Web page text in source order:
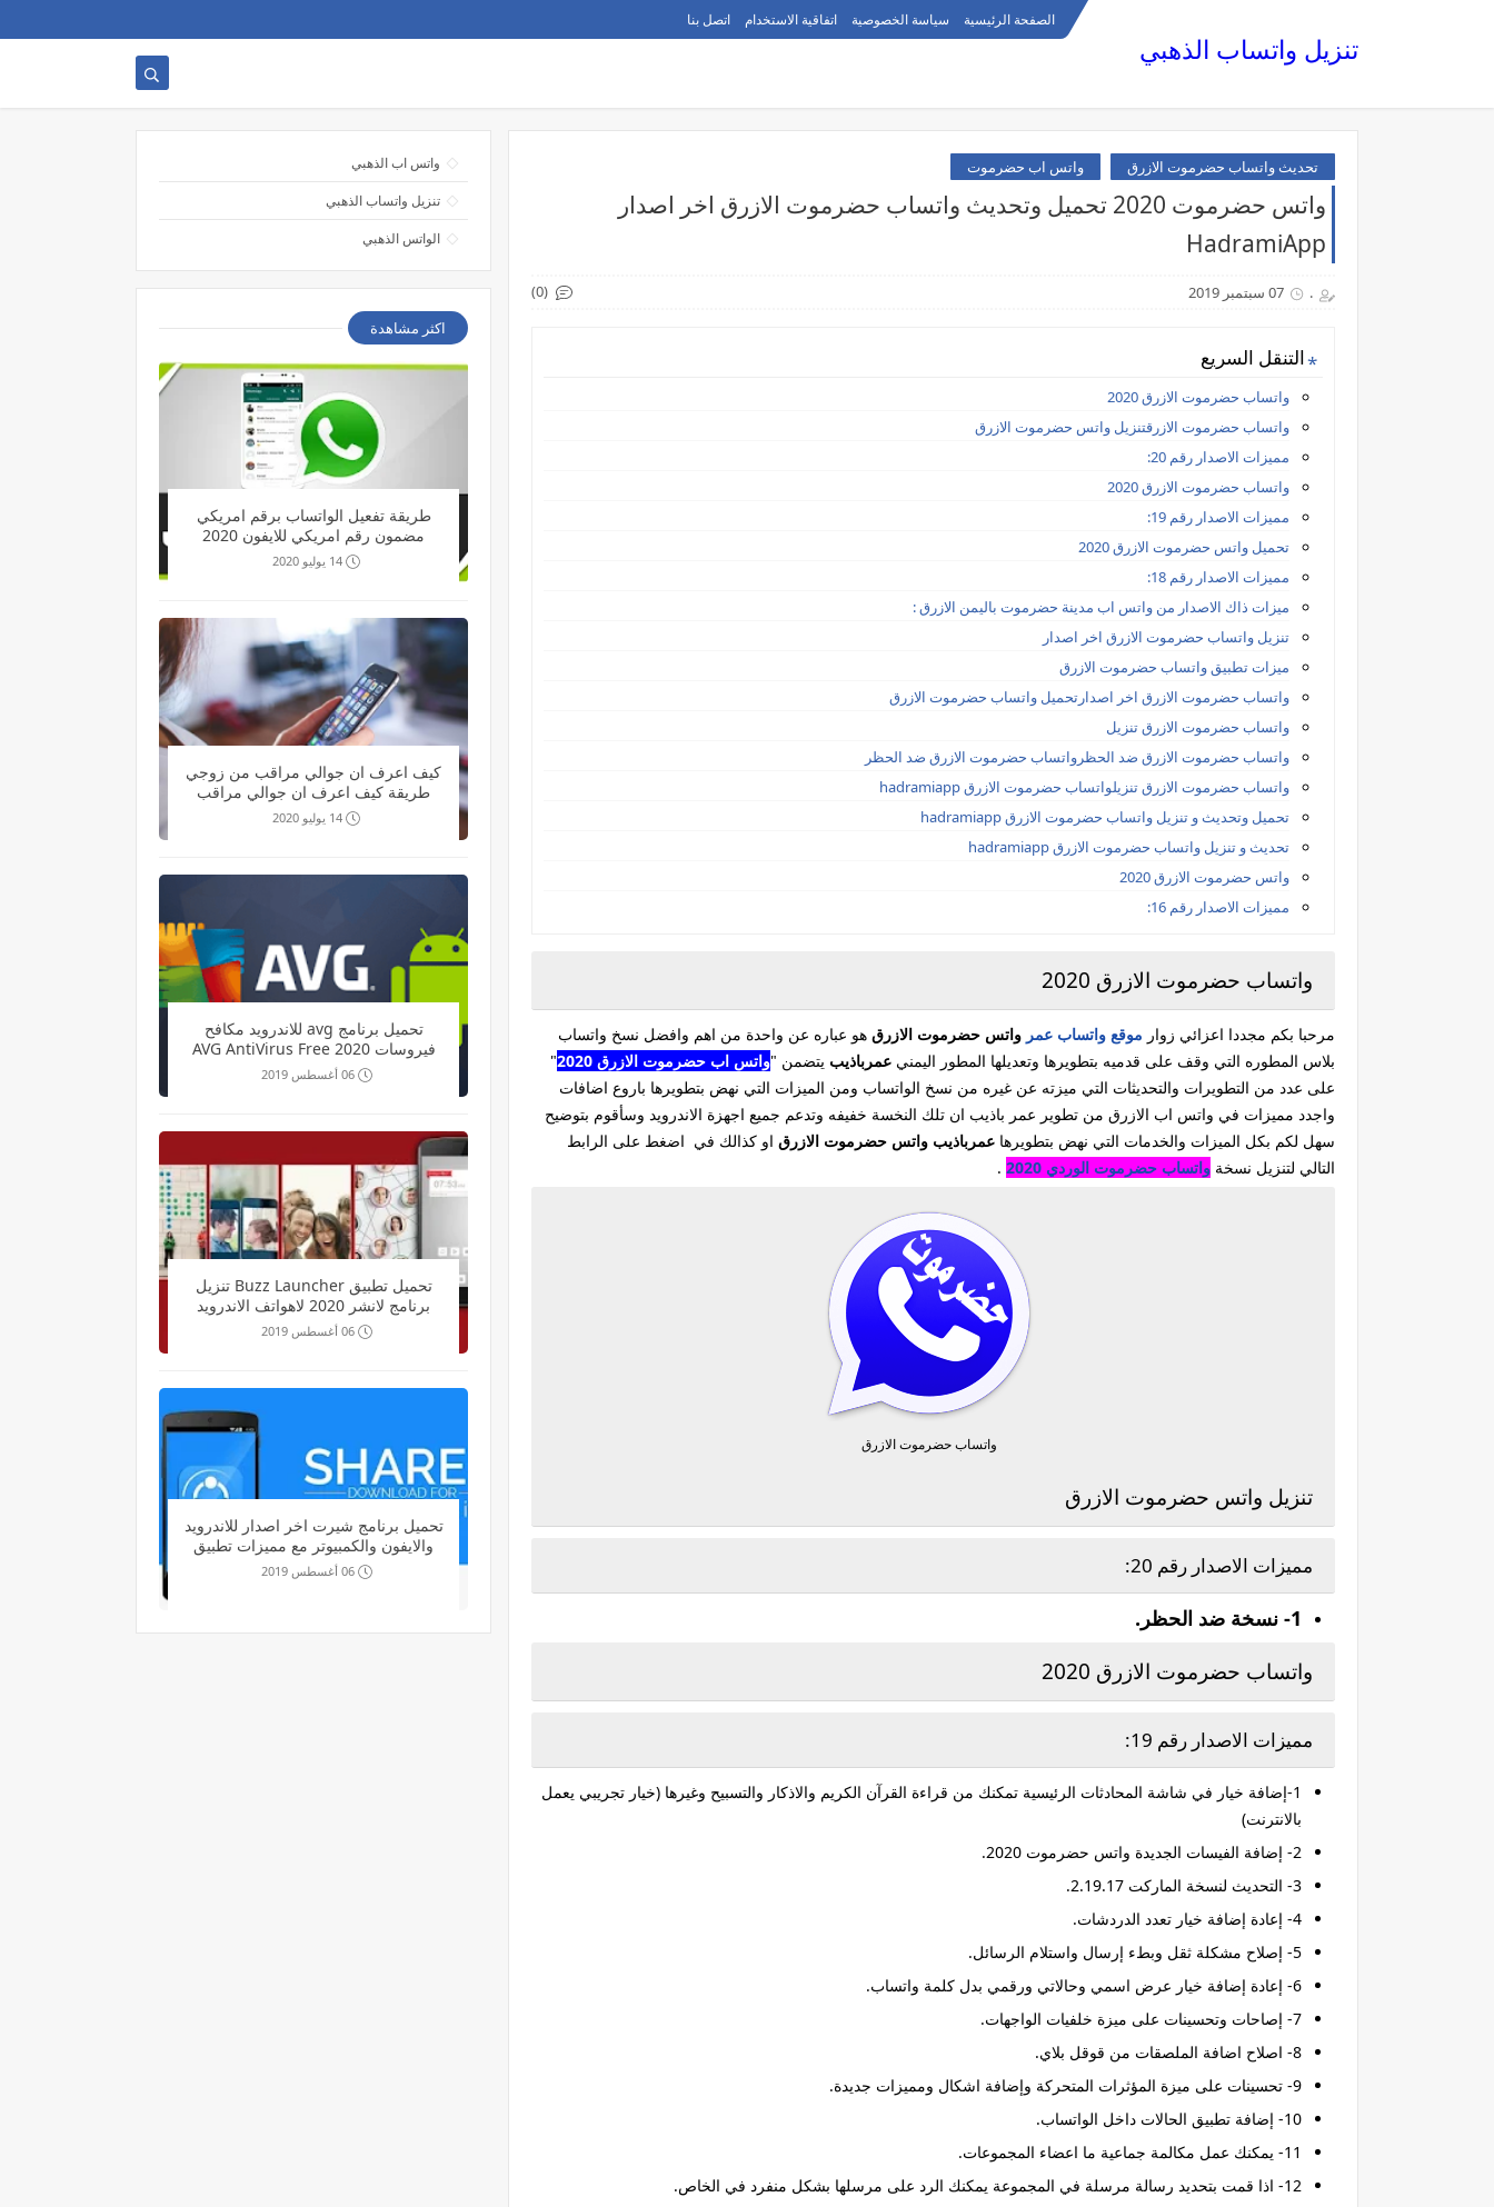
الصفحة الرئيسية سياسة الخصوصية اتفاقية الاستخدام اتصل بنا
تنزيل واتساب الذهبي
تحديث واتساب حضرموت الازرق واتس اب حضرموت
واتس حضرموت 2020 تحميل وتحديث واتساب حضرموت الازرق اخر اصدار
HadramiApp
. 07 سبتمبر 2019 (0)
التنقل السريع
واتساب حضرموت الازرق 2020
واتساب حضرموت الازرقتنزيل واتس حضرموت الازرق
مميزات الاصدار رقم 20:
واتساب حضرموت الازرق 2020
مميزات الاصدار رقم 19:
تحميل واتس حضرموت الازرق 2020
مميزات الاصدار رقم 18:
ميزات ذاك الاصدار من واتس اب مدينة حضرموت باليمن الازرق :
تنزيل واتساب حضرموت الازرق اخر اصدار
ميزات تطبيق واتساب حضرموت الازرق
واتساب حضرموت الازرق اخر اصدارتحميل واتساب حضرموت الازرق
واتساب حضرموت الازرق تنزيل
واتساب حضرموت الازرق ضد الحظرواتساب حضرموت الازرق ضد الحظر
واتساب حضرموت الازرق تنزيلواتساب حضرموت الازرق hadramiapp
تحميل وتحديث و تنزيل واتساب حضرموت الازرق hadramiapp
تحديث و تنزيل واتساب حضرموت الازرق hadramiapp
واتس حضرموت الازرق 2020
مميزات الاصدار رقم 16:
واتساب حضرموت الازرق 2020
مرحبا بكم مجددا اعزائي زوار موقع واتساب عمر واتس حضرموت الازرق هو عباره عن واحدة من اهم وافضل نسخ واتساب
بلاس المطوره التي وقف على قدميه بتطويرها وتعديلها المطور اليمني عمرباذيب يتضمن "واتس اب حضرموت الازرق 2020
"
على عدد من التطويرات والتحديثات التي ميزته عن غيره من نسخ الواتساب ومن الميزات التي نهض بتطويرها باروع اضافات
واجدد مميزات في واتس اب الازرق من تطوير عمر باذيب ان تلك النخسة خفيفه وتدعم جميع اجهزة الاندرويد وسأقوم بتوضيح
سهل لكم بكل الميزات والخدمات التي نهض بتطويرها عمرباذيب واتس حضرموت الازرق او كذالك في اضغط على الرابط
التالي لتنزيل نسخة واتساب حضرموت الوردي 2020 .
واتساب حضرموت الازرق
تنزيل واتس حضرموت الازرق
مميزات الاصدار رقم 20:
1- نسخة ضد الحظر.
واتساب حضرموت الازرق 2020
مميزات الاصدار رقم 19:
1-إضافة خيار في شاشة المحادثات الرئيسية تمكنك من قراءة القرآن الكريم والاذكار والتسبيح وغيرها (خيار تجريبي يعمل
بالانترنت)
2- إضافة الفيسات الجديدة واتس حضرموت 2020.
3- التحديث لنسخة الماركت 2.19.17.
4- إعادة إضافة خيار تعدد الدردشات.
5- إصلاح مشكلة ثقل وبطء إرسال واستلام الرسائل.
6- إعادة إضافة خيار عرض اسمي وحالاتي ورقمي بدل كلمة واتساب.
7- إصاحات وتحسينات على ميزة خلفيات الواجهات.
8- اصلاح اضافة الملصقات من قوقل بلاي.
9- تحسينات على ميزة المؤثرات المتحركة وإضافة اشكال ومميزات جديدة.
10- إضافة تطبيق الحالات داخل الواتساب.
11- يمكنك عمل مكالمة جماعية ما اعضاء المجموعات.
12- اذا قمت بتحديد رسالة مرسلة في المجموعة يمكنك الرد على مرسلها بشكل منفرد في الخاص.
واتس اب الذهبي
تنزيل واتساب الذهبي
الواتس الذهبي
اكثر مشاهدة
طريقة تفعيل الواتساب برقم امريكي
مضمون رقم امريكي للايفون 2020
14 يوليو 2020
كيف اعرف ان جوالي مراقب من زوجي
طريقة كيف اعرف ان جوالي مراقب
بالواتس
14 يوليو 2020
تحميل برنامج avg للاندرويد مكافح
فيروسات 2020 AVG AntiVirus Free
Security Scan
06 أغسطس 2019
تحميل تطبيق Buzz Launcher تنزيل
برنامج لانشر 2020 لاهواتف الاندرويد
06 أغسطس 2019
تحميل برنامج شيرت اخر اصدار للاندرويد
والايفون والكمبيوتر مع مميزات تطبيق
SHAREit 2020
06 أغسطس 2019